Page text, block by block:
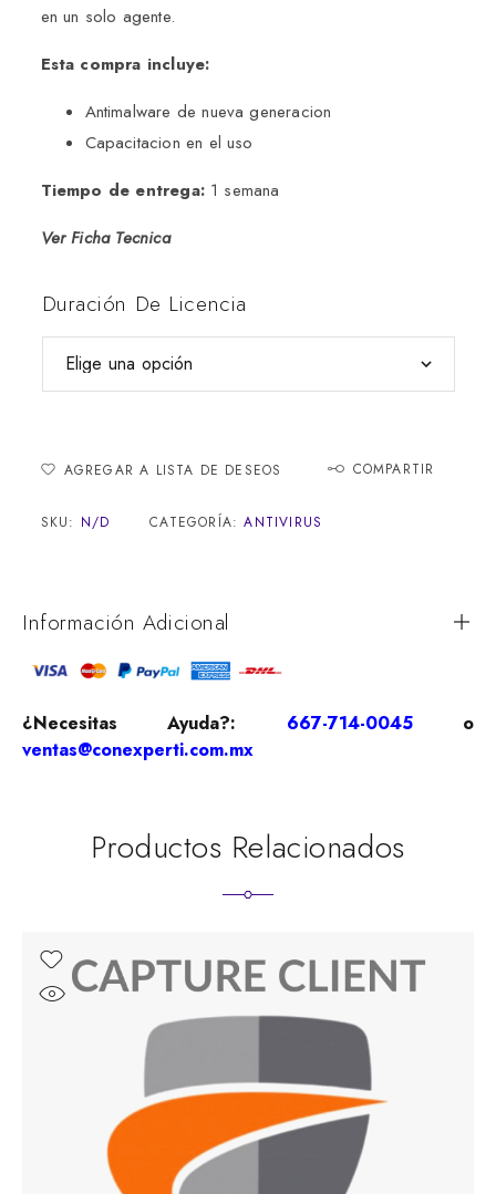
en un solo agente.
Esta compra incluye:
Antimalware de nueva generacion
Capacitacion en el uso
Tiempo de entrega:1 semana
Ver Ficha Tecnica
Duración De Licencia
AGREGAR A LISTA DE DESEOS COMPARTIR
SKU: N/D CATEGORÍA:ANTIVIRUS
Información Adicional
¿Necesitas Ayuda?: 667-714-0045o
ventas@conexperti.com.mx
Productos Relacionados